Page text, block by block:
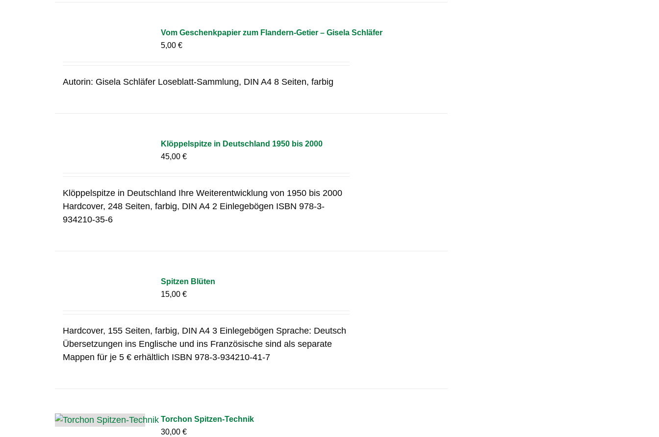
Vom Geschenkpapier zum Flandern-Getier – Gisela Schläfer
5,00€
Autorin: Gisela Schläfer Loseblatt-Sammlung, DIN A4 8 Seiten, farbig
Klöppelspitze in Deutschland 1950 bis 2000
45,00€
Klöppelspitze in Deutschland Ihre Weiterentwicklung von 1950 bis 2000
Hardcover, 248 Seiten, farbig, DIN A4 2 Einlegebögen ISBN 978-3-
934210-35-6
Spitzen Blüten
15,00€
Hardcover, 155 Seiten, farbig, DIN A4 3 Einlegebögen Sprache: Deutsch
Übersetzungen ins Englische und ins Französische sind als separate
Mappen für je 5 € erhältlich ISBN 978-3-934210-41-7
Torchon Spitzen-Technik
30,00€